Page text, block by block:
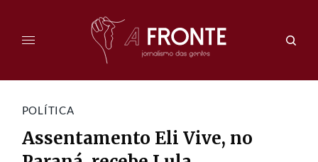
POLÍTICA
Assentamento Eli Vive, no